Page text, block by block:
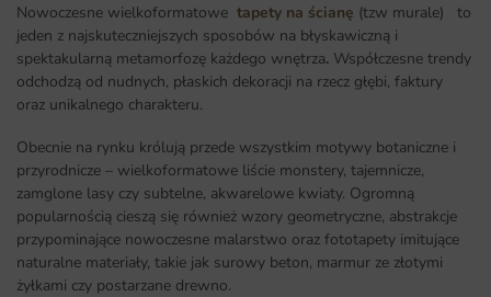
Nowoczesne wielkoformatowe tapety na ścianę (tzw murale) to
jeden z najskuteczniejszych sposobów na błyskawiczną i
spektakularną metamorfozę każdego wnętrza. Współczesne trendy
odchodzą od nudnych, płaskich dekoracji na rzecz głębi, faktury
oraz unikalnego charakteru.
Obecnie na rynku królują przede wszystkim motywy botaniczne i
przyrodnicze – wielkoformatowe liście monstery, tajemnicze,
zamglone lasy czy subtelne, akwarelowe kwiaty. Ogromną
popularnością cieszą się również wzory geometryczne, abstrakcje
przypominające nowoczesne malarstwo oraz fototapety imitujące
naturalne materiały, takie jak surowy beton, marmur ze złotymi
żyłkami czy postarzane drewno.